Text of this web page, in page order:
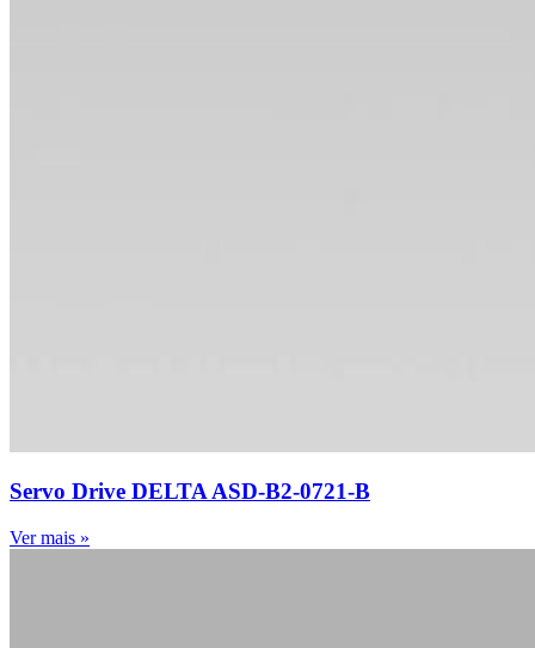
Servo Drive DELTA ASD-B2-0721-B
Ver mais »